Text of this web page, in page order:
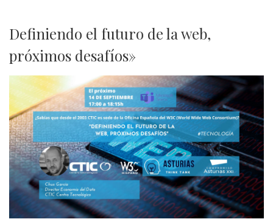
Definiendo el futuro de la web,
próximos desafíos»